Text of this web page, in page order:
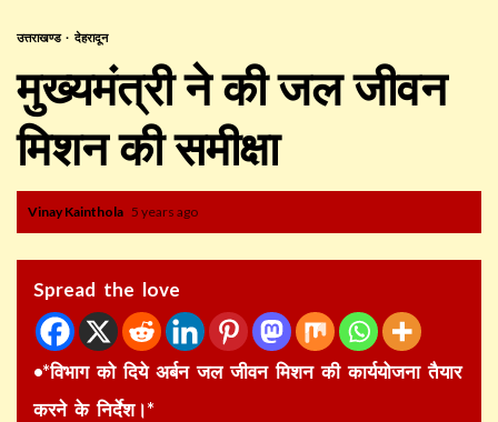
उत्तराखण्ड देहरादून
मुख्यमंत्री ने की जल जीवन
मिशन की समीक्षा
Vinay Kainthola 5 years ago
Spread the love
•*विभाग को दिये अर्बन जल जीवन मिशन की कार्ययोजना तैयार
करने के निर्देश।*